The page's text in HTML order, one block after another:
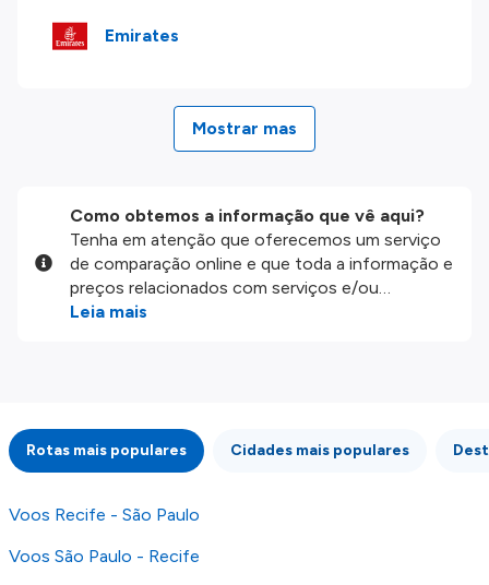
Emirates
Mostrar mas
Como obtemos a informação que vê aqui?
Tenha em atenção que oferecemos um serviço
de comparação online e que toda a informação e
preços relacionados com serviços e/ou
produtos disponíveis no nosso website são
integridade ou pela precisão da informação
publicada, por isso verifique com atenção todas
as condições no website do parceiro antes de
os nossos Termos e Condições
Leia mais
Rotas mais populares Cidades mais populares
Voos Recife - São Paulo
Voos São Paulo - Recife